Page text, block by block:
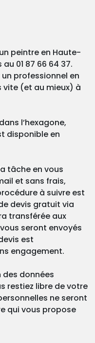
peintre en Haute-
01 87 66 64 37.
professionnel en
(et au mieux) à
l’hexagone,
disponible en
tâche en vous
et sans frais,
à suivre est
devis gratuit via
transférée aux
seront envoyés
est
engagement.
des données
restiez libre de votre
ne seront
qui vous propose